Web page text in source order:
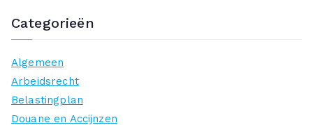
Categorieën
Algemeen
Arbeidsrecht
Belastingplan
Douane en Accijnzen